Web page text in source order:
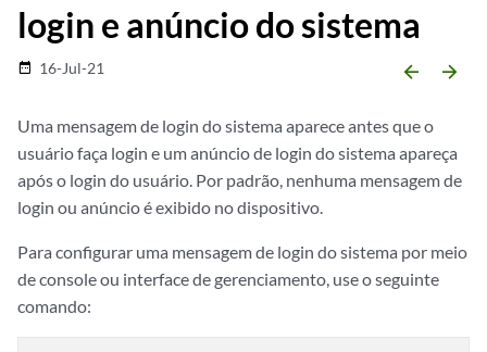
login e anúncio do sistema
date_range 16-Jul-21 arrow_backward arrow_forward
Uma mensagem de login do sistema aparece antes que o
usuário faça login e um anúncio de login do sistema apareça
após o login do usuário. Por padrão, nenhuma mensagem de
login ou anúncio é exibido no dispositivo.
Para configurar uma mensagem de login do sistema por meio
de console ou interface de gerenciamento, use o seguinte
comando: